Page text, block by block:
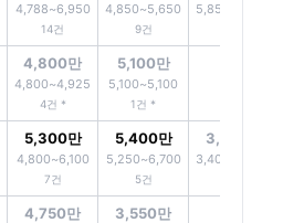
4,788~6,950
14건
4,850~5,650
9건
5,850~6,450
4,800만
4,800~4,925
4건 *
5,100만
5,100~5,100
1건 *
5,300만
4,800~6,100
7건
5,400만
5,250~6,700
5건
3,950만
3,400~4,525
4,750만 3,550만